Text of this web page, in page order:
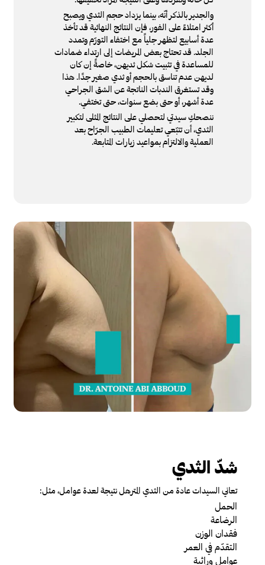
والجدير بالذكر أنّه، بينما يزداد حجم الثدي ويصبح
أكثر امتلاءً على الفور، فإن النتائج النهائية قد تأخذ
عدة أسابيع لتظهر جلياً مع اختفاء التورّم وتمدد
الجلد. قد تحتاج بعض المريضات إلى ارتداء ضمادات
للمساعدة في تثبيت شكل ثديهن، خاصةً إن كان
لديهن عدم تناسق بالحجم أو ثدي صغير جدًا. هذا
وقد تستغرق الندبات الناتجة عن الشق الجراحي
عدة أشهر، أو حتى بضع سنوات، حتى تختفي.
ننصحكِ سيدتي لتحصلي على النتائج المثلى لتكبير
الثدي، أن تتبّعي تعليمات الطبيب الجرّاح بعد
العملية والالتزام بمواعيد زيارات المتابعة.
شدّ الثدي
تعاني السيدات عادة من الثدي المترهل نتيجة لعدة عوامل، مثل:
الحمل
الرضاعة
فقدان الوزن
التقدّم في العمر
عوامل وراثية